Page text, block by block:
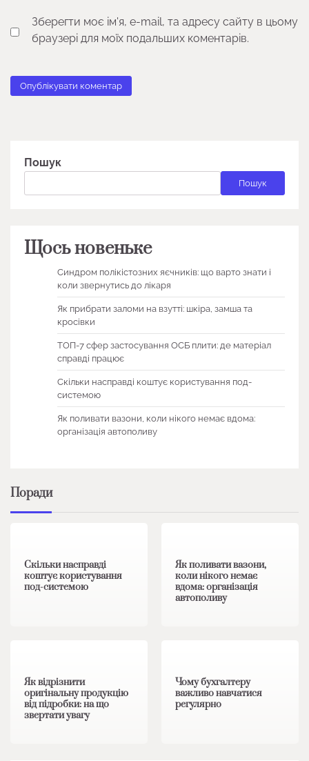
Зберегти моє ім'я, e-mail, та адресу сайту в цьому
браузері для моїх подальших коментарів.
Пошук
Пошук
Щось новеньке
Синдром полікістозних яєчників: що варто знати і
коли звернутись до лікаря
Як прибрати заломи на взутті: шкіра, замша та
кросівки
ТОП-7 сфер застосування ОСБ плити: де матеріал
справді працює
Скільки насправді коштує користування под-
системою
Як поливати вазони, коли нікого немає вдома:
організація автополиву
Поради
Скільки насправді
коштує користування
под-системою
Як поливати вазони,
коли нікого немає
вдома: організація
автополиву
Як відрізнити
оригінальну продукцію
від підробки: на що
звертати увагу
Чому бухгалтеру
важливо навчатися
регулярно